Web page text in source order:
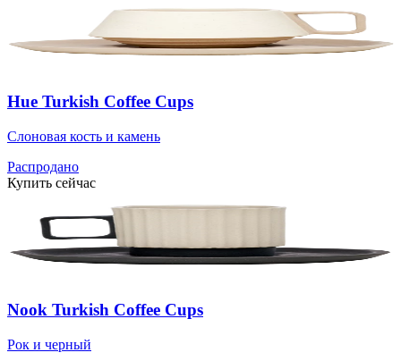
Hue Turkish Coffee Cups
Слоновая кость и камень
Распродано
Купить сейчас
Nook Turkish Coffee Cups
Рок и черный